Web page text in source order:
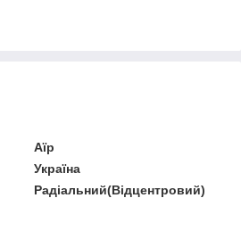
Аїр
Україна
Радіальний(Відцентровий)